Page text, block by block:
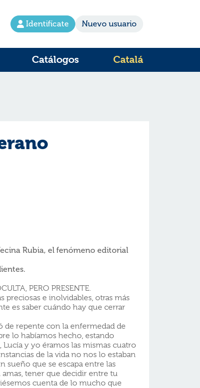
Identifícate Nuevo usuario
Catálogos Catalá
Rubia, el fenómeno editorial
PERO PRESENTE.
preciosas e inolvidables, otras más
es saber cuándo hay que cerrar
de repente con la enfermedad de
lo habíamos hecho, estando
Lucía y yo éramos las mismas cuatro
de la vida no nos lo estaban
sueño que se escapa entre las
tener que decidir entre tu
cuenta de lo mucho que